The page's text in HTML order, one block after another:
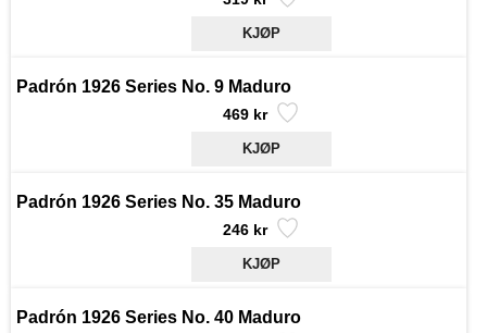
Padrón 1926 Series No. 9 Maduro
469 kr
Padrón 1926 Series No. 35 Maduro
246 kr
Padrón 1926 Series No. 40 Maduro